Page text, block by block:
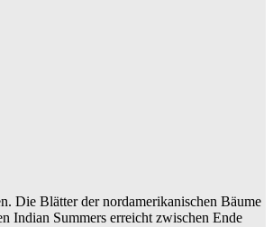
Die Blätter der nordamerikanischen Bäume
Indian Summers erreicht zwischen Ende